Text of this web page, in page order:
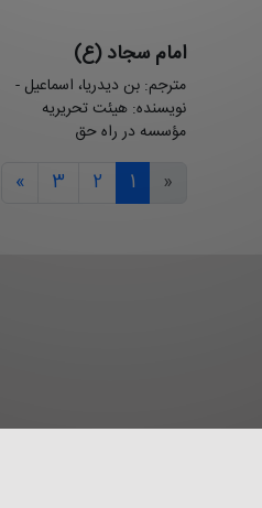
امام سجاد (ع)
مترجم: بن دیدریا، اسماعیل -
نویسنده: هیئت تحریریه
مؤسسه در راه حق
«
1
2
3
»